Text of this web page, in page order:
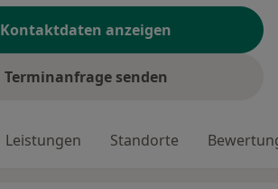
Kontaktdaten anzeigen
Terminanfrage senden
Leistungen Standorte